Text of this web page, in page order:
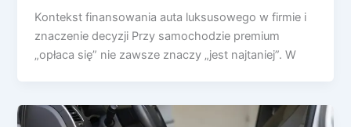
Kontekst finansowania auta luksusowego w firmie i
znaczenie decyzji Przy samochodzie premium
„opłaca się” nie zawsze znaczy „jest najtaniej”. W